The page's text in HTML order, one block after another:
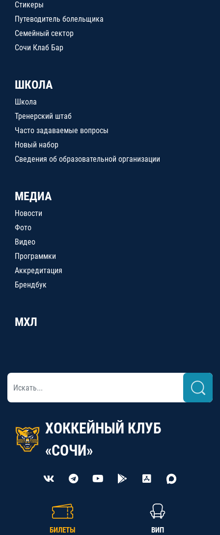
Стикеры
Путеводитель болельщика
Семейный сектор
Сочи Клаб Бар
ШКОЛА
Школа
Тренерский штаб
Часто задаваемые вопросы
Новый набор
Сведения об образовательной организации
МЕДИА
Новости
Фото
Видео
Программки
Аккредитация
Брендбук
МХЛ
ХОККЕЙНЫЙ КЛУБ
«СОЧИ»
БИЛЕТЫ ВИП